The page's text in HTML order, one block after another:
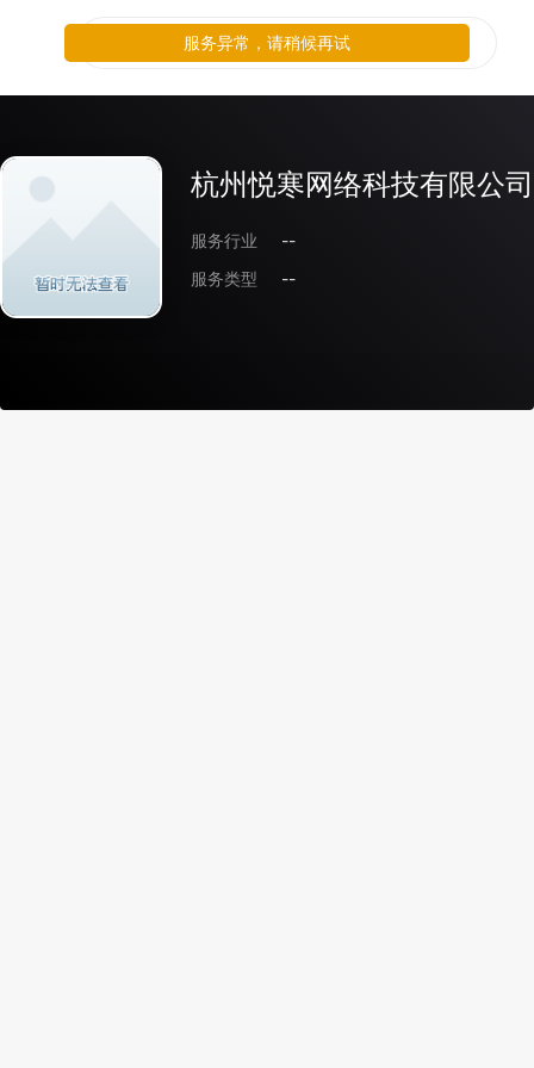
杭州悦寒网络科技有限公司
服务行业
--
服务类型
--
服务异常，请稍候再试